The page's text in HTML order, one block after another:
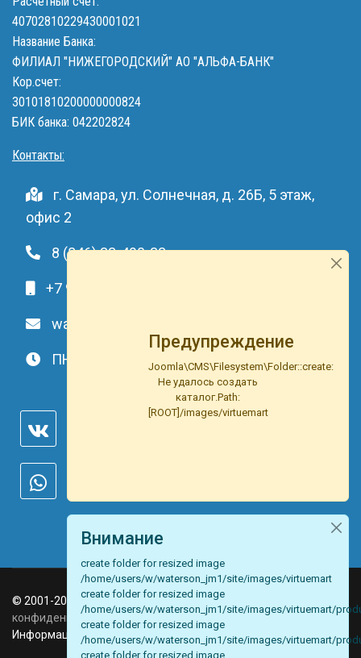
Предупреждение
Joomla\CMS\Filesystem\Folder::create:
Не удалось создать
каталог.Path:
[ROOT]/images/virtuemart
Внимание
create folder for resized image
/home/users/w/waterson_jm1/site/images/virtuemart
create folder for resized image
/home/users/w/waterson_jm1/site/images/virtuemart/
create folder for resized image
/home/users/w/waterson_jm1/site/images/virtuemart/
create folder for resized image
40702810229430001021
Название Банка:
ФИЛИАЛ "НИЖЕГОРОДСКИЙ" АО "АЛЬФА-БАНК"
Кор.счет:
30101810200000000824
БИК банка: 042202824
Контакты:
г. Самара, ул. Солнечная, д. 26Б, 5 этаж,
офис 2
8 (846) 33-490-33
+7 991-459-10-34
waterson-s@ya.ru
ПН-ВС: c 9.00 до 20.00
© 2001-2026 Компания "Ватерсон" |Политика
конфиденциальности| Пользовательское соглашение
Информация на сайте не является публичной офертой